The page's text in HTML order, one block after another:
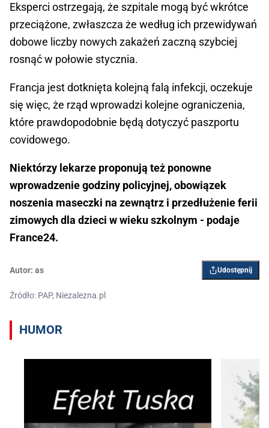
Eksperci ostrzegają, że szpitale mogą być wkrótce
przeciążone, zwłaszcza że według ich przewidywań
dobowe liczby nowych zakażeń zaczną szybciej
rosnąć w połowie stycznia.
Francja jest dotknięta kolejną falą infekcji, oczekuje
się więc, że rząd wprowadzi kolejne ograniczenia,
które prawdopodobnie będą dotyczyć paszportu
covidowego.
Niektórzy lekarze proponują też ponowne
wprowadzenie godziny policyjnej, obowiązek
noszenia maseczki na zewnątrz i przedłużenie ferii
zimowych dla dzieci w wieku szkolnym - podaje
France24.
Autor: as Udostępnij
Źródło: PAP, Niezalezna.pl
HUMOR